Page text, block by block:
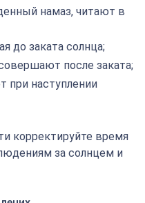
намаз, читают в
до заката солнца;
после заката;
при наступлении
корректируйте время
за солнцем и